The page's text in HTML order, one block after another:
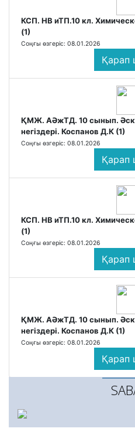
КСП. НВ иТП.10 кл.
(1)
Соңғы өзгеріс: 08.01.2026
Қарап
ҚМЖ. АӘжТД. 10 сынып.
негіздері. Коспанов Д.К (1)
Соңғы өзгеріс: 08.01.2026
Қарап
КСП. НВ иТП.10 кл.
(1)
Соңғы өзгеріс: 08.01.2026
Қарап
ҚМЖ. АӘжТД. 10 сынып.
негіздері. Коспанов Д.К (1)
Соңғы өзгеріс: 08.01.2026
Қарап